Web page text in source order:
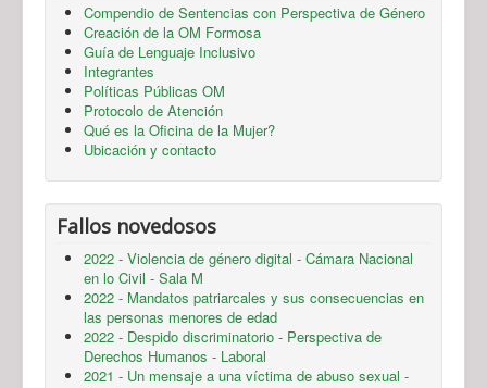
Compendio de Sentencias con Perspectiva de Género
Creación de la OM Formosa
Guía de Lenguaje Inclusivo
Integrantes
Políticas Públicas OM
Protocolo de Atención
Qué es la Oficina de la Mujer?
Ubicación y contacto
Fallos novedosos
2022 - Violencia de género digital - Cámara Nacional
en lo Civil - Sala M
2022 - Mandatos patriarcales y sus consecuencias en
las personas menores de edad
2022 - Despido discriminatorio - Perspectiva de
Derechos Humanos - Laboral
2021 - Un mensaje a una víctima de abuso sexual -